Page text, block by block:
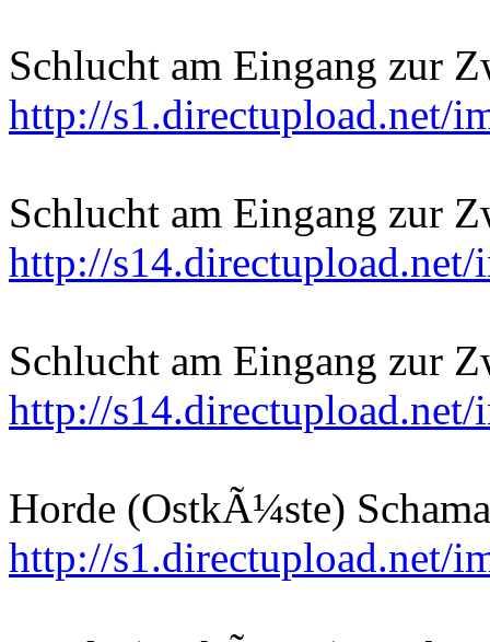
Schlucht am Eingang zur
http://s1.directupload.net/
Schlucht am Eingang zur
http://
Schlucht am Eingang zur
http://
Horde (OstkÃ¼ste)
http://s1.directupload.net/